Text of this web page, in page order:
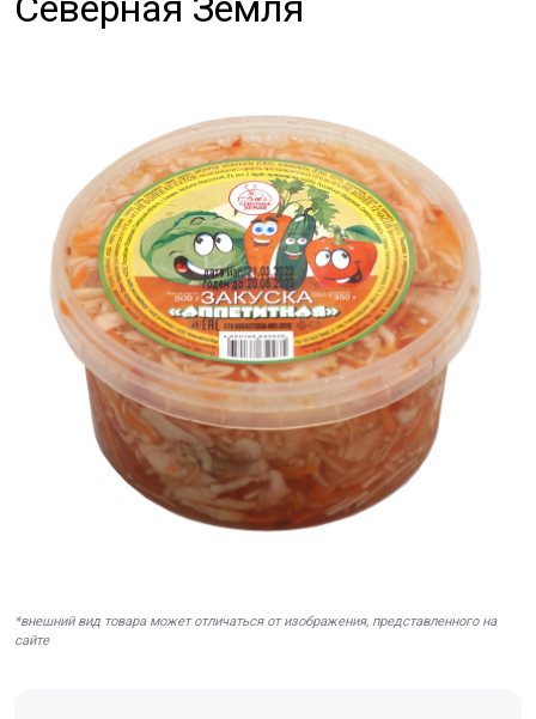
*внешний вид товара может отличаться от изображения, представленного на
сайте